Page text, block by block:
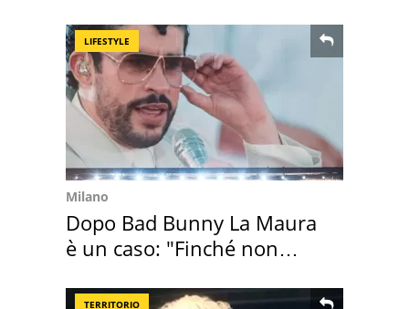
LIFESTYLE
Milano
Dopo Bad Bunny La Maura
è un caso: "Finché non
TERRITORIO